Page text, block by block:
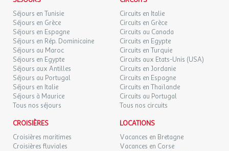
Un cœur de station vivant et coloré et une interminable plage de
sable fin élèvent Saint Jean de Monts au rang des stations
balnéaires de renom. C'est au milieu du Marais Breton Vendéen
que se trouvent les origines profondes de la région.
C'est dans cette zone que sont construites ces modestes
chaumières à fleur de terre, les bourrines.
Cette vaste mosaïque entre prairies humides et polders, moulins
et bourrines, invite à de plaisantes promenades. Domaine des
richesse écologique, est un véritable musée vivant.
Séjours en Tunisie
Séjours en Grèce
Séjours en Espagne
Séjours en Rép. Dominicaine
Séjours au Maroc
Séjours en Egypte
Séjours aux Antilles
Séjours au Portugal
Séjours en Italie
Séjours à Maurice
Tous nos séjours
Circuits en Italie
Circuits en Grèce
Circuits au Canada
Circuits en Egypte
Circuits en Turquie
Circuits aux Etats-Unis (USA)
Circuits en Jordanie
Circuits en Espagne
Circuits en Thaïlande
Circuits au Portugal
Tous nos circuits
CROISIÈRES
Croisières maritimes
Croisières fluviales
LOCATIONS
Vacances en Bretagne
Vacances en Corse